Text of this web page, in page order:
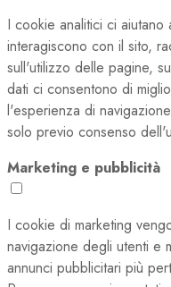
I cookie analitici ci
interagiscono con il sito,
sull'utilizzo delle pagine,
dati ci consentono di
l'esperienza di
solo previo consenso
Marketing e pubblicità
I cookie di marketing
navigazione degli utenti e
annunci pubblicitari più